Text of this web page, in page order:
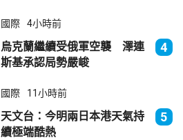
國際 4小時前
烏克蘭繼續受俄軍空襲 澤連
斯基承認局勢嚴峻
4
國際 11小時前
天文台：今明兩日本港天氣持
續極端酷熱
5